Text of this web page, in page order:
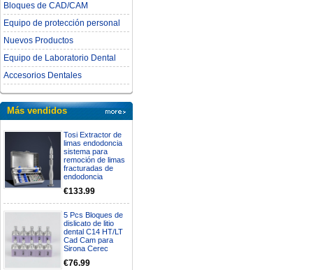
Bloques de CAD/CAM
Equipo de protección personal
Nuevos Productos
Equipo de Laboratorio Dental
Accesorios Dentales
Más vendidos
Tosi Extractor de
limas endodoncia
sistema para
remoción de limas
fracturadas de
endodoncia
€133.99
5 Pcs Bloques de
dislicato de litio
dental C14 HT/LT
Cad Cam para
Sirona Cerec
€76.99